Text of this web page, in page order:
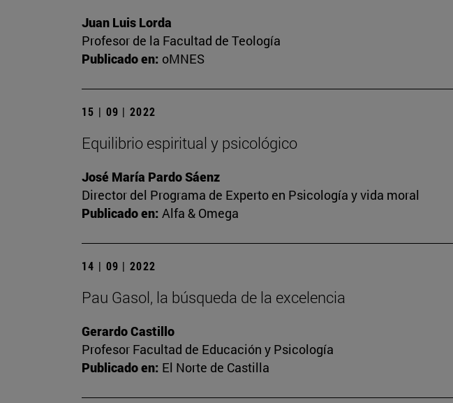
Juan Luis Lorda
Profesor de la Facultad de Teología
Publicado en: oMNES
15 | 09 | 2022
Equilibrio espiritual y psicológico
José María Pardo Sáenz
Director del Programa de Experto en Psicología y vida moral
Publicado en: Alfa & Omega
14 | 09 | 2022
Pau Gasol, la búsqueda de la excelencia
Gerardo Castillo
Profesor Facultad de Educación y Psicología
Publicado en: El Norte de Castilla